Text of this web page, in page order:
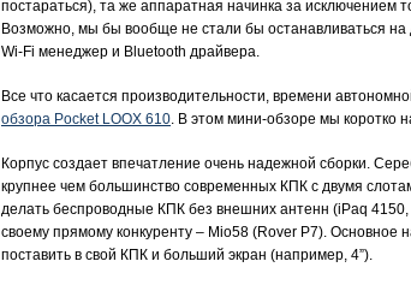
постараться), та же аппаратная начинка за исключением
Возможно, мы бы вообще не стали бы останавливаться на
Wi-Fi менеджер и Bluetooth драйвера.
Все что касается производительности, времени
обзора Pocket LOOX 610. В этом мини-обзоре мы коротко
Корпус создает впечатление очень надежной сборки.
крупнее чем большинство современных КПК с двумя
делать беспроводные КПК без внешних антенн (iPaq
своему прямому конкуренту – Mio58 (Rover P7).
поставить в свой КПК и больший экран (например, 4”).